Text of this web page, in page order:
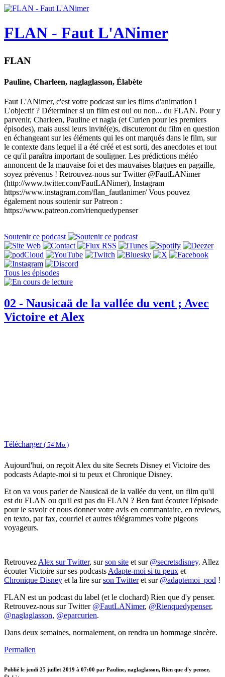
FLAN - Faut L'ANimer
FLAN
Pauline, Charleen, naglaglasson, Élabète
Faut L'ANimer, c'est votre podcast sur les films d'animation !
L'objectif ? Déterminer si un film est oui ou non... du FLAN. Pour y
parvenir, Charleen, Pauline et nagla (et Curien pour les premiers
épisodes), mais aussi leurs invité(e)s, discuteront du film en question
en échangeant sur les éléments qui les ont marqués dans le film, sur
le contexte dans lequel il a été créé et est sorti, des anecdotes et tout
ce qu'il paraîtra important de souligner. Les prédictions météo
annoncent de la mauvaise foi et des mauvaises blagues en pagaille,
soyez prévenus ! Retrouvez-nous sur Twitter @FautLANimer
(http://www.twitter.com/FautLANimer), Instagram
https://www.instagram.com/flan_fautlanimer/ Vous pouvez
également nous soutenir sur Patreon :
https://www.patreon.com/rienquedypenser
Soutenir ce podcast
Tous les épisodes
02 - Nausicaä de la vallée du vent ; Avec
Victoire et Alex
Télécharger ( 54 Mo )
Aujourd'hui, on reçoit Alex du site Secrets Disney et Victoire des
podcasts Adapte-moi si tu peux et Chronique Disney.
Et on va vous parler de Nausicaä de la vallée du vent, un film qu'il
est du FLAN ou qu'il est pas du FLAN ? Ben faut écouter l'épisode
pour le savoir et nous donner votre avis en commantaire, en reviews,
en texto, par fax, courriel et autres télégrammes voire pigeons
voyageurs.
Retrouvez Alex sur Twitter, surson site et sur @secretsdisney. Allez
écouter Victoire sur ses podcasts Adapte-moi si tu peux et
Chronique Disney et la lire surson Twitteret sur @adaptemoi_pod !
FLAN est un podcast du label (et le clochard) Rien que d'y penser.
Retrouvez-nous sur Twitter @FautLANimer, @Rienquedypenser,
@naglaglasson, @eparcurien.
Dans deux semaines, normalement, on rendra un hommage sincère.
Permalien
Publié le jeudi 25 juillet 2019 à 07:00 par Pauline, naglaglasson, Rien que d'y penser,